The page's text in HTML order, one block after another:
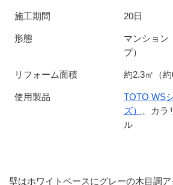
施工期間 20日
形態
マンション
プ）
リフォーム面積 約2.3㎡（約
使用製品
TOTO WS
ズ）
、カラ
ル
壁はホワイトベースにグレーの木目調